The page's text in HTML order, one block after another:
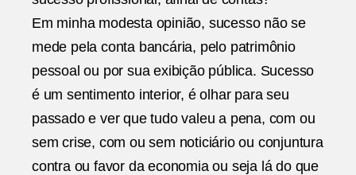
Em minha modesta opinião, sucesso não se
mede pela conta bancária, pelo patrimônio
pessoal ou por sua exibição pública. Sucesso
é um sentimento interior, é olhar para seu
passado e ver que tudo valeu a pena, com ou
sem crise, com ou sem noticiário ou conjuntura
contra ou favor da economia ou seja lá do que